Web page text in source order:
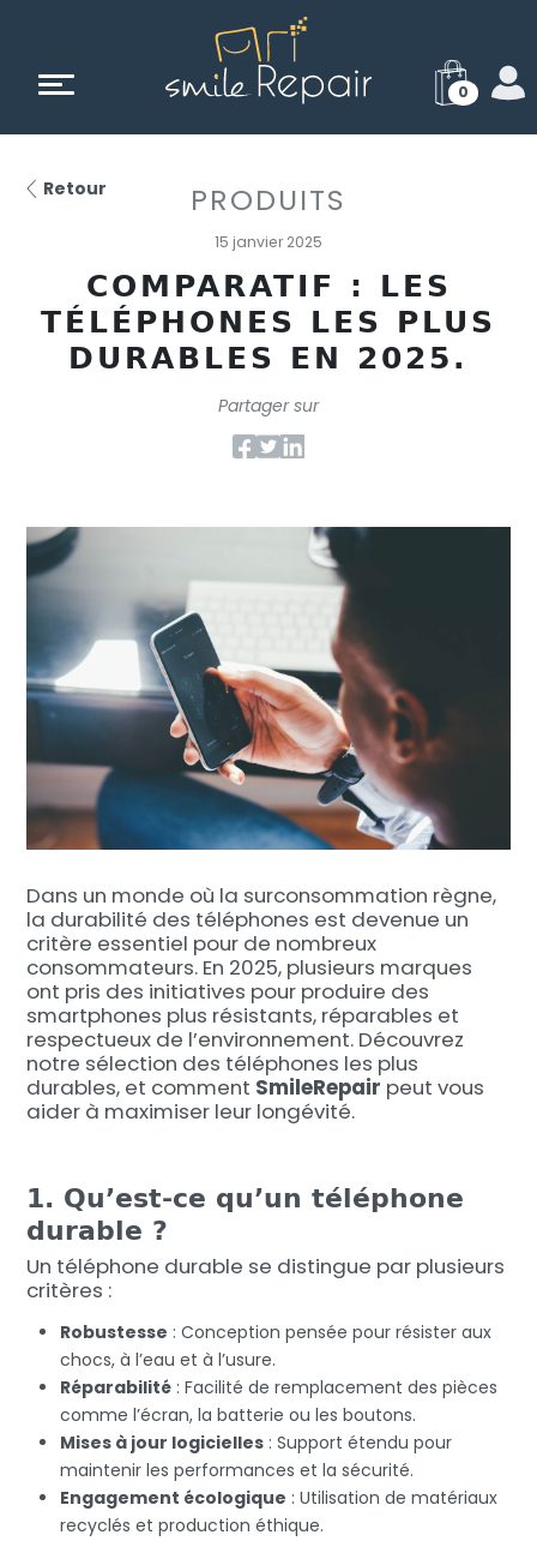
0
Retour PRODUITS
15 janvier 2025
COMPARATIF : LES
TÉLÉPHONES LES PLUS
DURABLES EN 2025.
Partager sur
Dans un monde où la surconsommation règne,
la durabilité des téléphones est devenue un
critère essentiel pour de nombreux
consommateurs. En 2025, plusieurs marques
ont pris des initiatives pour produire des
smartphones plus résistants, réparables et
respectueux de l’environnement. Découvrez
notre sélection des téléphones les plus
durables, et comment SmileRepair peut vous
aider à maximiser leur longévité.
1. Qu’est-ce qu’un téléphone
durable ?
Un téléphone durable se distingue par plusieurs
critères :
Robustesse : Conception pensée pour résister aux
chocs, à l’eau et à l’usure.
Réparabilité : Facilité de remplacement des pièces
comme l’écran, la batterie ou les boutons.
Mises à jour logicielles : Support étendu pour
maintenir les performances et la sécurité.
Engagement écologique : Utilisation de matériaux
recyclés et production éthique.